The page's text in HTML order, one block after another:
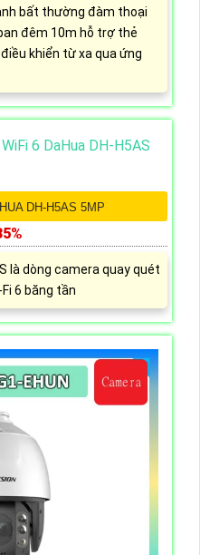
bất thường đàm thoại
đêm 10m hỗ trợ thẻ
điều khiển từ xa qua ứng
DH-H5AS 5MP
là dòng camera quay quét
6 băng tần